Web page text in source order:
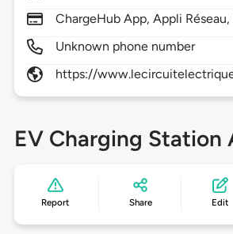
ChargeHub App, Appli Réseau,
Unknown phone number
https://
EV Charging Station
Report Share Edit